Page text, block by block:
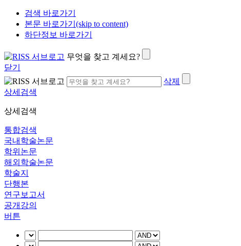
검색 바로가기
본문 바로가기(skip to content)
하단정보 바로가기
무엇을 찾고 계세요?
닫기
삭제
상세검색
상세검색
통합검색
국내학술논문
학위논문
해외학술논문
학술지
단행본
연구보고서
공개강의
버튼